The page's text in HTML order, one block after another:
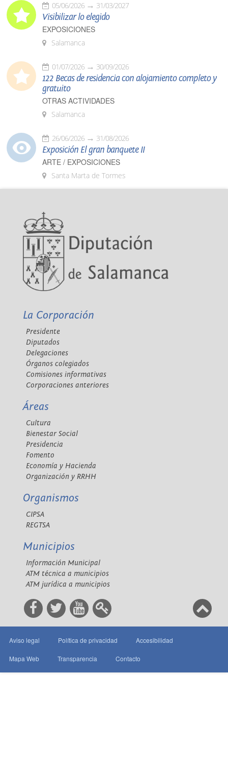
05/06/2026 31/03/2027
Visibilizar lo elegido
EXPOSICIONES
Salamanca
01/07/2026 30/09/2026
122 Becas de residencia con alojamiento completo y
gratuito
OTRAS ACTIVIDADES
Salamanca
26/06/2026 31/08/2026
Exposición El gran banquete II
ARTE / EXPOSICIONES
Santa Marta de Tormes
La Corporación
Presidente
Diputados
Delegaciones
Órganos colegiados
Comisiones informativas
Corporaciones anteriores
Áreas
Cultura
Bienestar Social
Presidencia
Fomento
Economía y Hacienda
Organización y RRHH
Organismos
CIPSA
REGTSA
Municipios
Información Municipal
ATM técnica a municipios
ATM jurídica a municipios
Aviso legal Política de privacidad Accesibilidad
Mapa Web Transparencia Contacto